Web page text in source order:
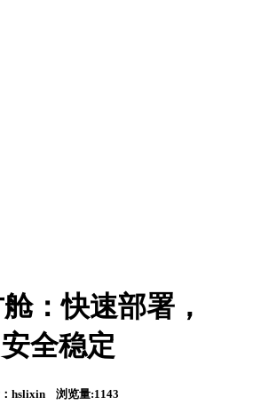
：快速部署，
全稳定
hslixin 浏览量:1143